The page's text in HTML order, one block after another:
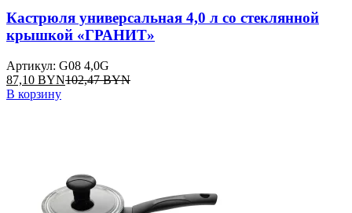
Кастрюля универсальная 4,0 л со стеклянной
крышкой «ГРАНИТ»
Артикул: G08 4,0G
87,10 BYN102,47BYN
В корзину